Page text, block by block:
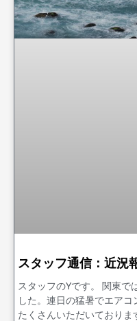
スタッフ通信：近況
スタッフのYです。 関東で
した。連日の猛暑でエア
たくさんいただいておりま